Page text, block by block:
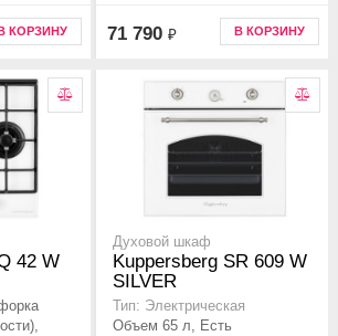
КОРЗИНУ 71 790 ₽ В КОРЗИНУ
42 W
Духовой шкаф
Kuppersberg SR 609 W
SILVER
Тип: Электрическая
Объем 65 л, Есть